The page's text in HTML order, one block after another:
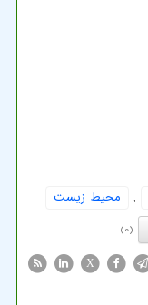
,
محیط زیست
(0)
X